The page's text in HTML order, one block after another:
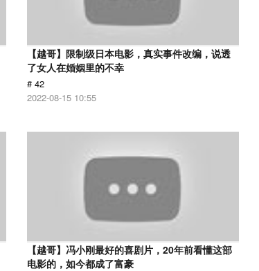
【越哥】限制级日本电影，真实事件改编，说透
了女人在婚姻里的不幸
# 42
2022-08-15 10:55
【越哥】冯小刚最好的喜剧片，20年前看懂这部
电影的，如今都成了富豪